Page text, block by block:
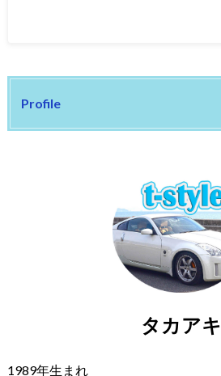
Profile
タカアキ
1989年生まれ